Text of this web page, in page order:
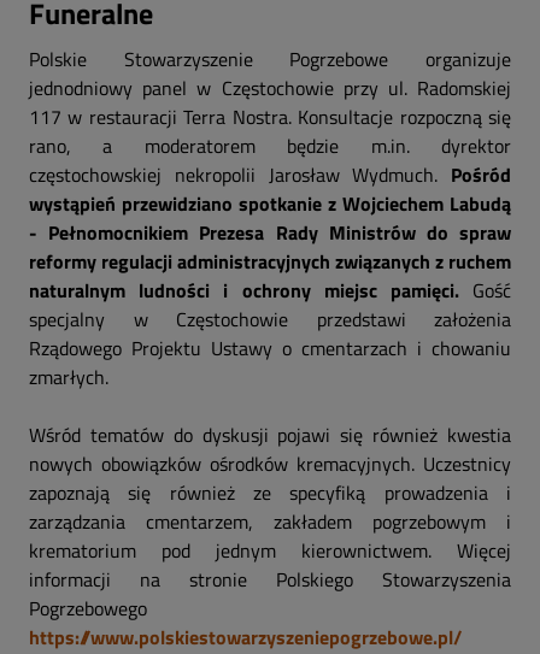
Funeralne
Polskie Stowarzyszenie Pogrzebowe organizuje
jednodniowy panel w Częstochowie przy ul. Radomskiej
117 w restauracji Terra Nostra. Konsultacje rozpoczną się
rano, a moderatorem będzie m.in. dyrektor
częstochowskiej nekropolii Jarosław Wydmuch. Pośród
wystąpień przewidziano spotkanie z Wojciechem Labudą
- Pełnomocnikiem Prezesa Rady Ministrów do spraw
reformy regulacji administracyjnych związanych z ruchem
naturalnym ludności i ochrony miejsc pamięci.Gość
specjalny w Częstochowie przedstawi założenia
Rządowego Projektu Ustawy o cmentarzach i chowaniu
zmarłych.
Wśród tematów do dyskusji pojawi się również kwestia
nowych obowiązków ośrodków kremacyjnych. Uczestnicy
zapoznają się również ze specyfiką prowadzenia i
zarządzania cmentarzem, zakładem pogrzebowym i
krematorium pod jednym kierownictwem. Więcej
informacji na stronie Polskiego Stowarzyszenia
Pogrzebowego
https://www.polskiestowarzyszeniepogrzebowe.pl/